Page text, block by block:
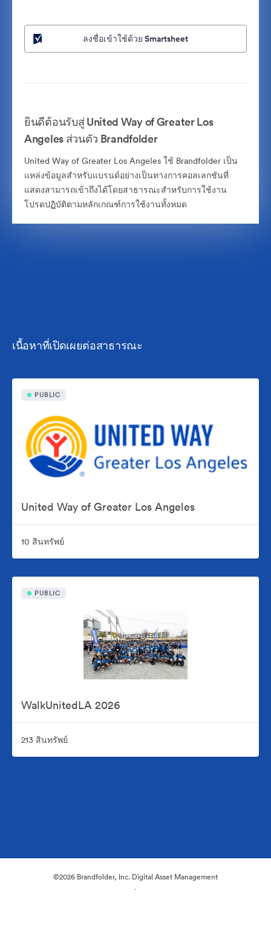
ลงชื่อเข้าใช้ด้วย Smartsheet
ยินดีต้อนรับสู่ United Way of Greater Los
Angeles ส่วนตัว Brandfolder
United Way of Greater Los Angeles ใช้ Brandfolder เป็น
แหล่งข้อมูลสำหรับแบรนด์อย่างเป็นทางการคอลเลกชันที่
แสดงสามารถเข้าถึงได้โดยสาธารณะสำหรับการใช้งาน
โปรดปฏิบัติตามหลักเกณฑ์การใช้งานทั้งหมด
เนื้อหาที่เปิดเผยต่อสาธารณะ
PUBLIC
United Way of Greater Los Angeles
10 สินทรัพย์
PUBLIC
WalkUnitedLA 2026
213 สินทรัพย์
©2026 Brandfolder, Inc. Digital Asset Management
·